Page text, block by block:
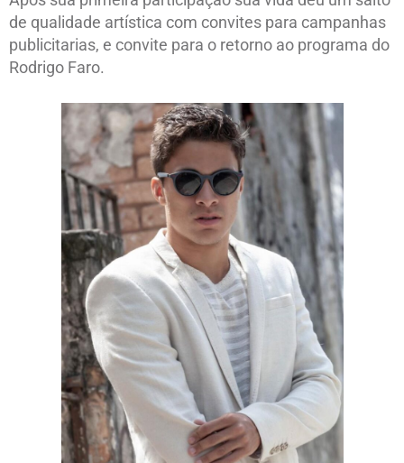
de qualidade artística com convites para campanhas
publicitarias, e convite para o retorno ao programa do
Rodrigo Faro.